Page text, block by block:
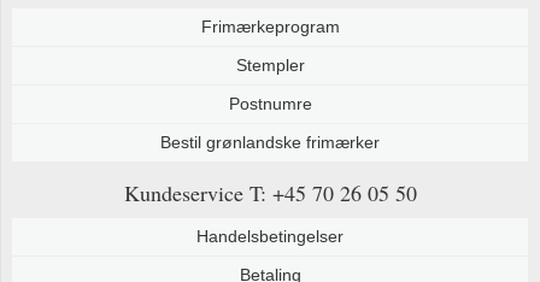
Frimærkeprogram
Stempler
Postnumre
Bestil grønlandske frimærker
Kundeservice T: +45 70 26 05 50
Handelsbetingelser
Betaling